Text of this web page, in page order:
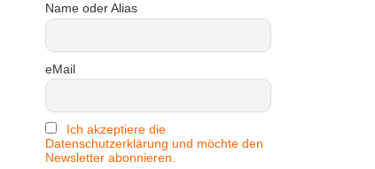
Name oder Alias
eMail
Ich akzeptiere die
Datenschutzerklärung und möchte den
Newsletter abonnieren.